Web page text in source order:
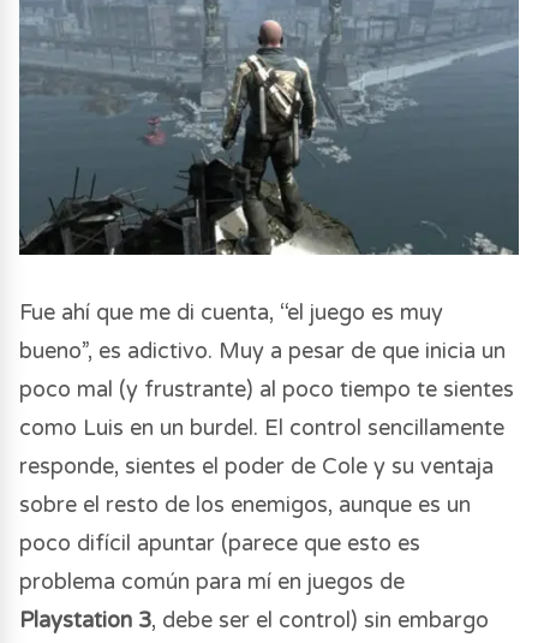
Fue ahí que me di cuenta, “el juego es muy
bueno”, es adictivo. Muy a pesar de que inicia un
poco mal (y frustrante) al poco tiempo te sientes
como Luis en un burdel. El control sencillamente
responde, sientes el poder de Cole y su ventaja
sobre el resto de los enemigos, aunque es un
poco difícil apuntar (parece que esto es
problema común para mí en juegos de
Playstation 3, debe ser el control) sin embargo